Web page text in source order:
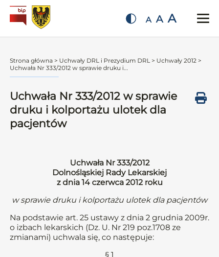
A A A
Strona główna > Uchwały DRL i Prezydium DRL > Uchwały 2012 >
Uchwała Nr 333/2012 w sprawie druku i...
Uchwała Nr 333/2012 w sprawie
druku i kolportażu ulotek dla
pacjentów
Uchwała Nr 333/2012
Dolnośląskiej Rady Lekarskiej
z dnia 14 czerwca 2012 roku
w sprawie druku i kolportażu ulotek dla pacjentów
Na podstawie art. 25 ustawy z dnia 2 grudnia 2009r.
o izbach lekarskich (Dz. U. Nr 219 poz.1708 ze
zmianami) uchwala się, co następuje:
§ 1